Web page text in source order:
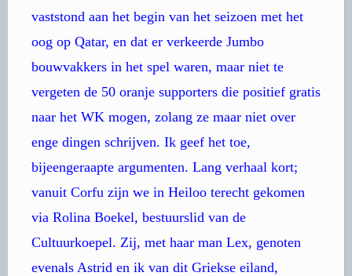
vaststond aan het begin van het seizoen met het
oog op Qatar, en dat er verkeerde Jumbo
bouwvakkers in het spel waren, maar niet te
vergeten de 50 oranje supporters die positief gratis
naar het WK mogen, zolang ze maar niet over
enge dingen schrijven. Ik geef het toe,
bijeengeraapte argumenten. Lang verhaal kort;
vanuit Corfu zijn we in Heiloo terecht gekomen
via Rolina Boekel, bestuurslid van de
Cultuurkoepel. Zij, met haar man Lex, genoten
evenals Astrid en ik van dit Griekse eiland,